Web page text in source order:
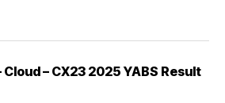
– CX23 2025 YABS Result